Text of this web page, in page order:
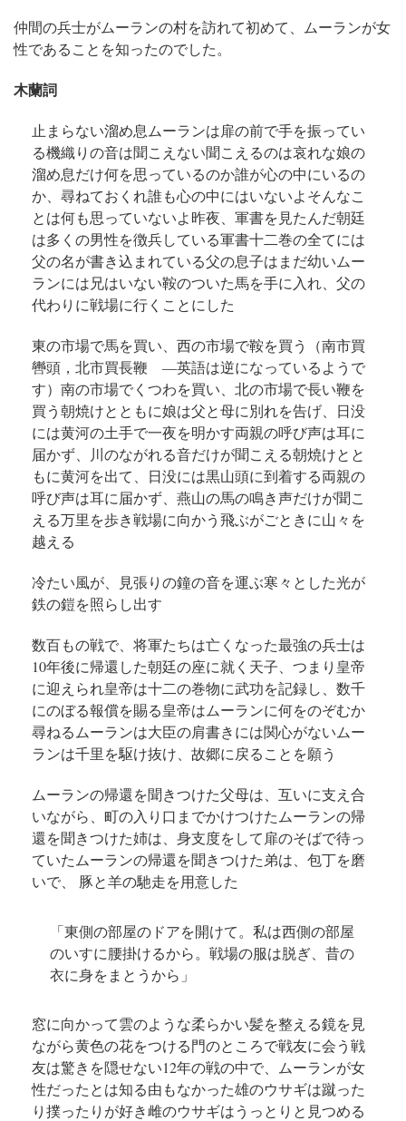
仲間の兵士がムーランの村を訪れて初めて、ムーランが女
性であることを知ったのでした。
木蘭詞
止まらない溜め息ムーランは扉の前で手を振ってい
る機織りの音は聞こえない聞こえるのは哀れな娘の
溜め息だけ何を思っているのか誰が心の中にいるの
か、尋ねておくれ誰も心の中にはいないよそんなこ
とは何も思っていないよ昨夜、軍書を見たんだ朝廷
は多くの男性を徴兵している軍書十二巻の全てには
父の名が書き込まれている父の息子はまだ幼いムー
ランには兄はいない鞍のついた馬を手に入れ、 父の
代わりに戦場に行くことにした
東の市場で馬を買い、 西の市場で鞍を買う
（南市買
轡頭，北市買長鞭 —英語は逆になっているようで
す） 南の市場でくつわを買い、 北の市場で長い鞭を
買う朝焼けとともに娘は父と母に別れを告げ、 日没
には黄河の土手で一夜を明かす両親の呼び声は耳に
届かず、 川のながれる音だけが聞こえる朝焼けとと
もに黄河を出て、 日没には黒山頭に到着する両親の
呼び声は耳に届かず、 燕山の馬の鳴き声だけが聞こ
える万里を歩き戦場に向かう飛ぶがごときに山々を
越える
冷たい風が、見張りの鐘の音を運ぶ寒々とした光が
鉄の鎧を照らし出す
数百もの戦で、将軍たちは亡くなった最強の兵士は
10年後に帰還した朝廷の座に就く天子、 つまり皇帝
に迎えられ皇帝は十二の巻物に武功を記録し、 数千
にのぼる報償を賜る皇帝はムーランに何をのぞむか
尋ねるムーランは大臣の肩書きには関心がないムー
ランは千里を駆け抜け、 故郷に戻ることを願う
ムーランの帰還を聞きつけた父母は、 互いに支え合
いながら、町の入り口までかけつけたムーランの帰
還を聞きつけた姉は、 身支度をして扉のそばで待っ
ていたムーランの帰還を聞きつけた弟は、 包丁を磨
いで、 豚と羊の馳走を用意した
「東側の部屋のドアを開けて。私は西側の部屋
のいすに腰掛けるから。 戦場の服は脱ぎ、昔の
衣に身をまとうから」
窓に向かって雲のような柔らかい髪を整える鏡を見
ながら黄色の花をつける門のところで戦友に会う戦
友は驚きを隠せない12年の戦の中で、 ムーランが女
性だったとは知る由もなかった雄のウサギは蹴った
り撲ったりが好き雌のウサギはうっとりと見つめる